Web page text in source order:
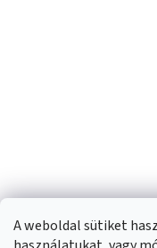
A weboldal sütiket